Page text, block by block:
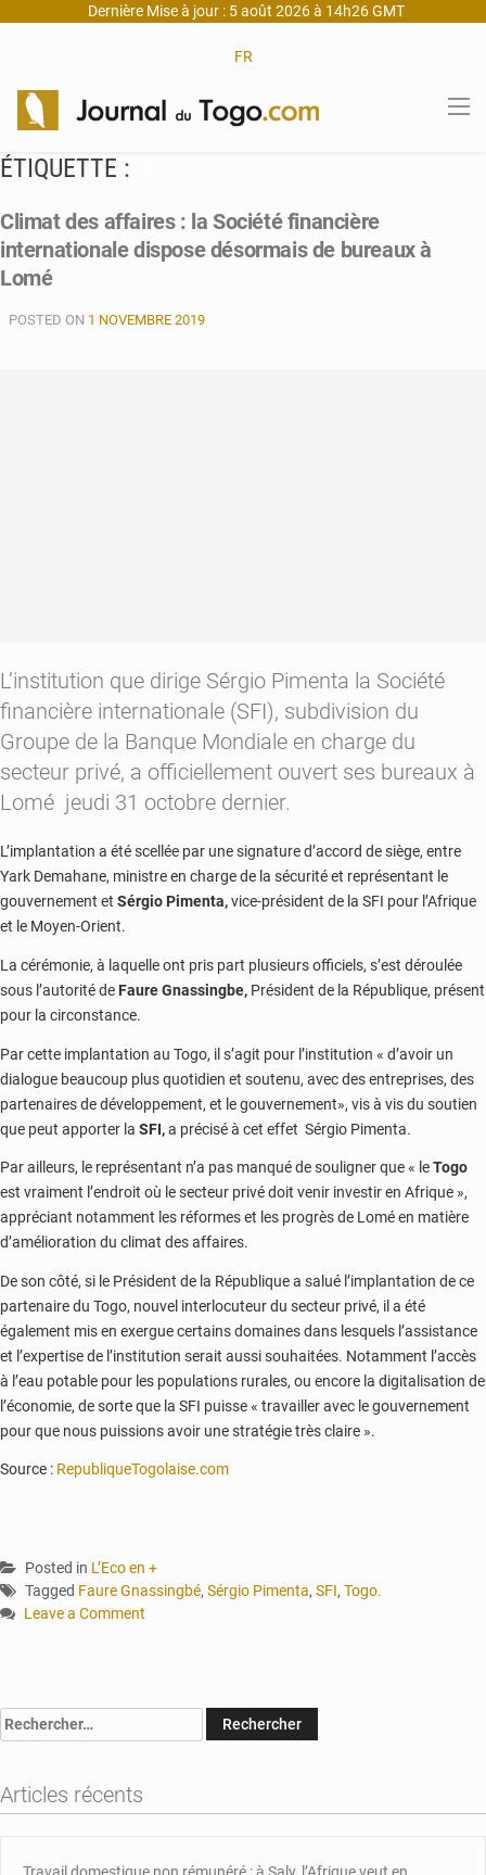
Dernière Mise à jour : 5 août 2026 à 14h26 GMT
FR
ÉTIQUETTE :
Climat des affaires : la Société financière
internationale dispose désormais de bureaux à
Lomé
POSTED ON 1 NOVEMBRE 2019
L’institution que dirige Sérgio Pimenta la Société
financière internationale (SFI), subdivision du
Groupe de la Banque Mondiale en charge du
secteur privé, a officiellement ouvert ses bureaux à
Lomé jeudi 31 octobre dernier.
L’implantation a été scellée par une signature d’accord de siège, entre
Yark Demahane, ministre en charge de la sécurité et représentant le
gouvernement et Sérgio Pimenta,vice-président de la SFI pour l’Afrique
et le Moyen-Orient.
La cérémonie, à laquelle ont pris part plusieurs officiels, s’est déroulée
sous l’autorité de Faure Gnassingbe, Président de la République, présent
pour la circonstance.
Par cette implantation au Togo, il s’agit pour l’institution « d’avoir un
dialogue beaucoup plus quotidien et soutenu, avec des entreprises, des
partenaires de développement, et le gouvernement», vis à vis du soutien
que peut apporter la SFI,a précisé à cet effet Sérgio Pimenta.
Par ailleurs, le représentant n’a pas manqué de souligner que « leTogo
est vraiment l’endroit où le secteur privé doit venir investir en Afrique »,
appréciant notamment les réformes et les progrès de Lomé en matière
d’amélioration du climat des affaires.
De son côté, si le Président de la République a salué l’implantation de ce
partenaire du Togo, nouvel interlocuteur du secteur privé, il a été
également mis en exergue certains domaines dans lesquels l’assistance
et l’expertise de l’institution serait aussi souhaitées. Notamment l’accès
à l’eau potable pour les populations rurales, ou encore la digitalisation de
l’économie, de sorte que la SFI puisse « travailler avec le gouvernement
pour que nous puissions avoir une stratégie très claire ».
Source : RepubliqueTogolaise.com
Posted in L’Eco en +
Tagged Faure Gnassingbé, Sérgio Pimenta, SFI, Togo.
Leave a Comment
:
financière
internationale
désormais
Rechercher :
Articles récents
Travail domestique non rémunéré : à Saly, l’Afrique veut en